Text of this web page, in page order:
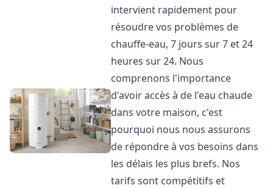
intervient rapidement pour
résoudre vos problèmes de
chauffe-eau, 7 jours sur 7 et 24
heures sur 24. Nous
comprenons l'importance
d'avoir accès à de l'eau chaude
dans votre maison, c'est
pourquoi nous nous assurons
de répondre à vos besoins dans
les délais les plus brefs. Nos
tarifs sont compétitifs et